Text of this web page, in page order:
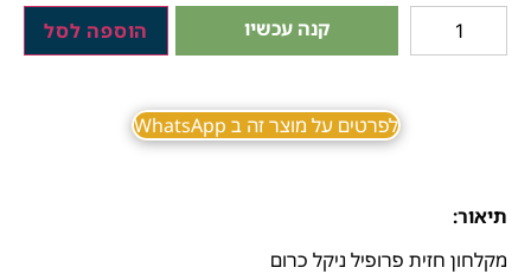
קנה עכשיו הוספה לסל
לפרטים על מוצר זה ב WhatsApp
תיאור:
מקלחון חזית פרופיל ניקל כרום